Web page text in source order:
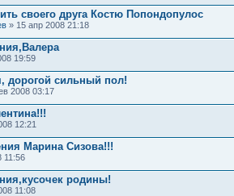
своего друга Костю Попондопулос
» 15 апр 2008 21:18
19:59
дорогой сильный пол!
2008 03:17
12:21
Марина Сизова!!!
11:56
родины!
11:08